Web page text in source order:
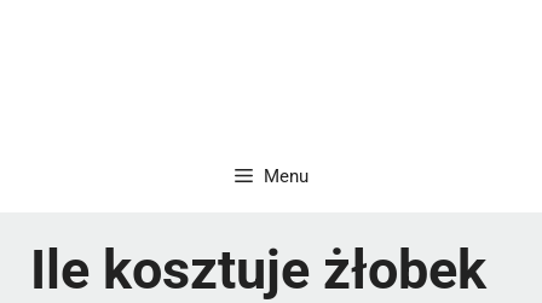
Menu
Ile kosztuje żłobek